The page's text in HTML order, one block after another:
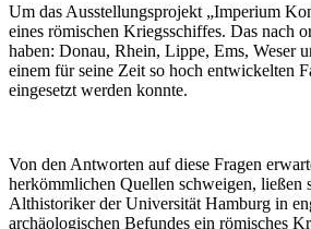
Um das Ausstellungsprojekt „Imperium
eines römischen Kriegsschiffes. Das nach
haben: Donau, Rhein, Lippe, Ems, Weser
einem für seine Zeit so hoch entwickelten
eingesetzt werden konnte.
Von den Antworten auf diese Fragen
herkömmlichen Quellen schweigen, ließen
Althistoriker der Universität Hamburg in
archäologischen Befundes ein römisches